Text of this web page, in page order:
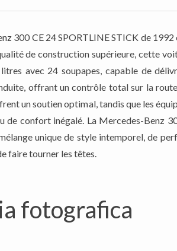
300 CE 24 SPORTLINE STICK de
de construction supérieure, cette
avec 24 soupapes, capable de
offrant un contrôle total sur la
un soutien optimal, tandis que les
de confort inégalé. La Mercedes-Benz
unique de style intemporel, de
faire tourner les têtes.
fotografica